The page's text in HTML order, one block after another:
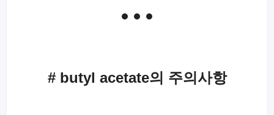
# butyl acetate의 주의사항